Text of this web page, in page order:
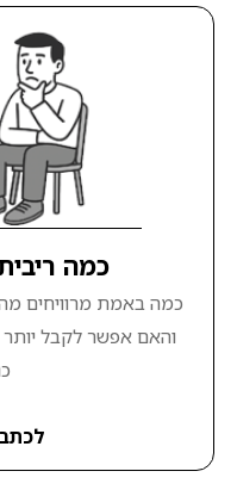
כמה
כמה באמת מרוויחים
והאם אפשר לקבל